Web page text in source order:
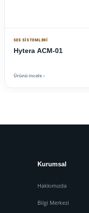
SES SISTEMLERI
Hytera ACM-01
Ürünü incele
Kurumsal
Hakkımızda
Bilgi Merkezi